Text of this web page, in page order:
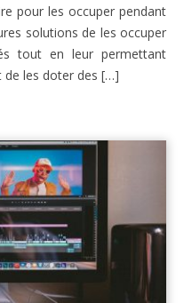
pour les occuper pendant
solutions de les occuper
tout en leur permettant
de les doter des […]